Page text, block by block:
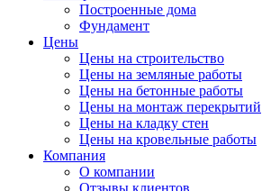
Построенные дома
Фундамент
Цены
Цены на строительство
Цены на земляные работы
Цены на бетонные работы
Цены на монтаж перекрытий
Цены на кладку стен
Цены на кровельные работы
Компания
О компании
Отзывы клиентов